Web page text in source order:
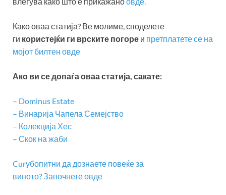
Како оваа статија? Ве молиме, споделете
ги користејќи ги врските погоре и претплатете се на
мојот билтен овде
Ако ви се допаѓа оваа статија, сакате:
– Dominus Estate
– Винарија Чапела Семејство
– Колекција Хес
– Скок на жаби
Curубопитни да дознаете повеќе за
виното? Започнете овде